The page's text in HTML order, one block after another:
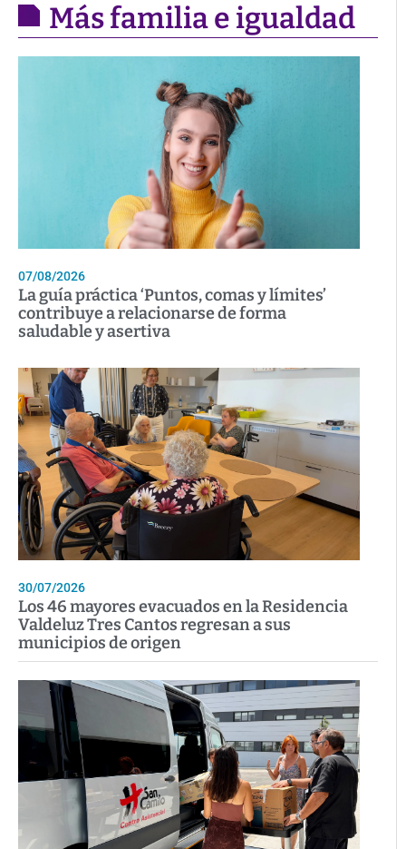
Más familia e igualdad
07/08/2026
La guía práctica ‘Puntos, comas y límites’
contribuye a relacionarse de forma
saludable y asertiva
30/07/2026
Los 46 mayores evacuados en la Residencia
Valdeluz Tres Cantos regresan a sus
municipios de origen